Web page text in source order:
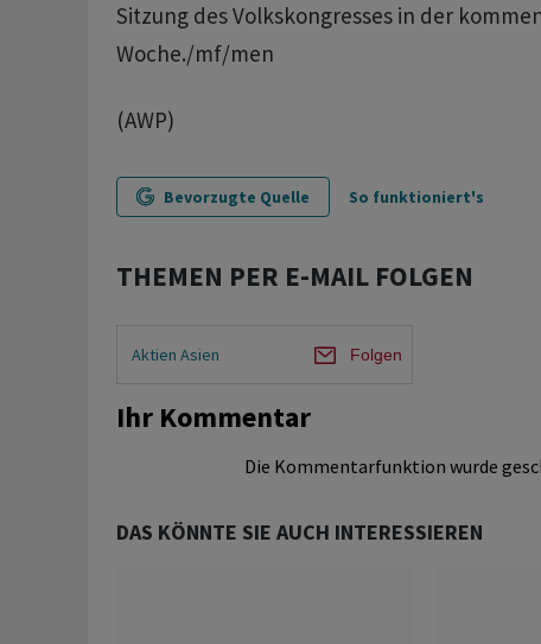
Sitzung des Volkskongresses in der
Woche./mf/men
(AWP)
Bevorzugte Quelle So funktioniert's
THEMEN PER E-MAIL FOLGEN
Aktien Asien Folgen
Ihr Kommentar
Die Kommentarfunktion wurde
DAS KÖNNTE SIE AUCH INTERESSIEREN